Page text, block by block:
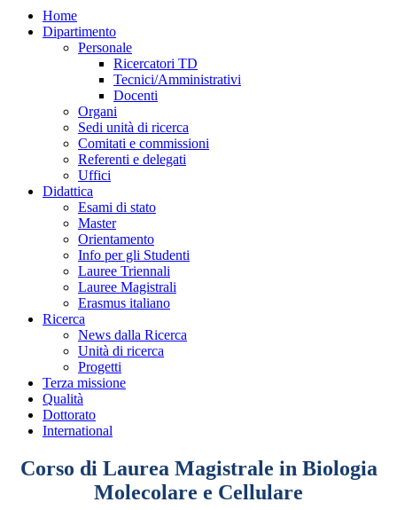
Home
Dipartimento
Personale
Ricercatori TD
Tecnici/Amministrativi
Docenti
Organi
Sedi unità di ricerca
Comitati e commissioni
Referenti e delegati
Uffici
Didattica
Esami di stato
Master
Orientamento
Info per gli Studenti
Lauree Triennali
Lauree Magistrali
Erasmus italiano
Ricerca
News dalla Ricerca
Unità di ricerca
Progetti
Terza missione
Qualità
Dottorato
International
Corso di Laurea Magistrale in Biologia
Molecolare e Cellulare